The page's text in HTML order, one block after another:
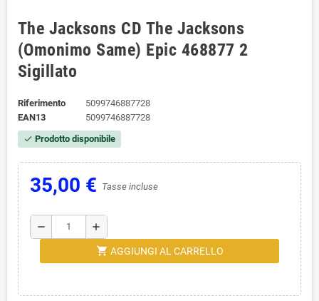
The Jacksons CD The Jacksons
(Omonimo Same) Epic ‎468877 2
Sigillato
Riferimento
5099746887728
EAN13
5099746887728
check Prodotto disponibile
35,00 € Tasse incluse
remove add
shopping_cart AGGIUNGI AL CARRELLO